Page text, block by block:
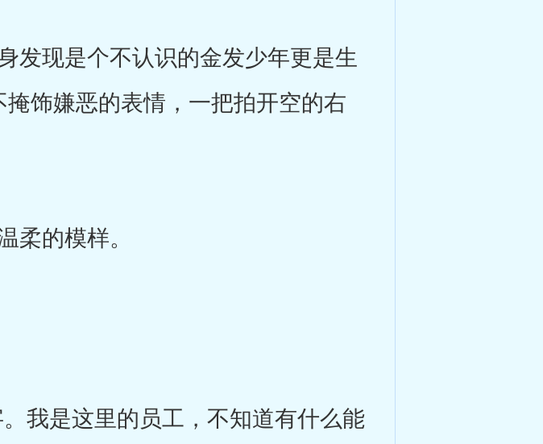
现是个不认识的金发少年更是生
饰嫌恶的表情，一把拍开空的右
的模样。
我是这里的员工，不知道有什么能